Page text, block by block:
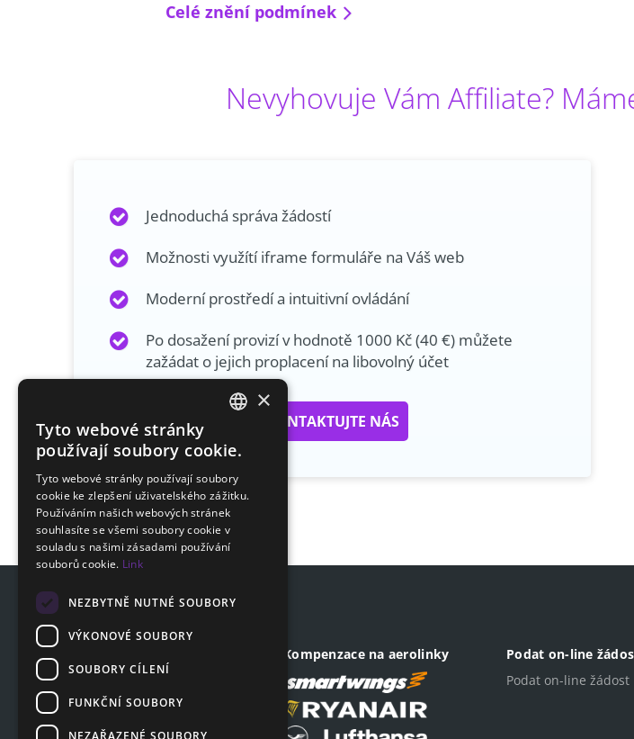
Celé znění podmínek
Nevyhovuje Vám Affiliate?
Jednoduchá správa žádostí
Možnosti využítí iframe formuláře na Váš web
Moderní prostředí a intuitivní ovládání
Po dosažení provizí v hodnotě 1000 Kč (40 €) můžete
zažádat o jejich proplacení na libovolný účet
KONTAKTUJTE NÁS
110 00, Praha - Nové Město
Kompenzace na aerolinky
Podat on-line
Podat on-line žádost
SLOVAK
×
Tyto webové stránky
používají soubory cookie.
Tyto webové stránky používají soubory
cookie ke zlepšení uživatelského zážitku.
Používáním našich webových stránek
souhlasíte se všemi soubory cookie v
souladu s našimi zásadami používání
souborů cookie. Link
NEZBYTNĚ NUTNÉ SOUBORY
VÝKONOVÉ SOUBORY
SOUBORY CÍLENÍ
FUNKČNÍ SOUBORY
NEZAŘAZENÉ SOUBORY